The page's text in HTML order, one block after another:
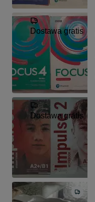
Dostawa gratis
Dostawa gratis